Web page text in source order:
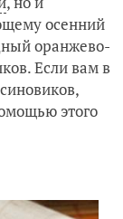
осенний
оранжево-
Если вам в
этого